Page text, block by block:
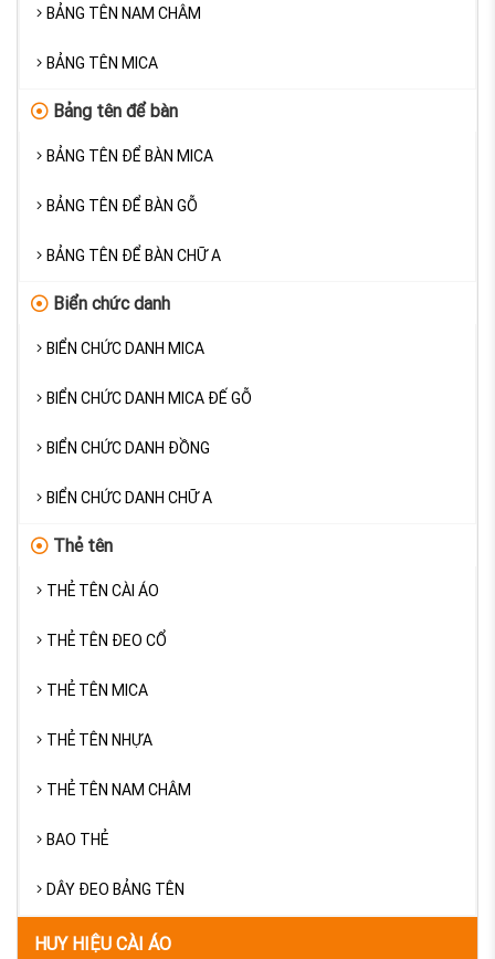
BẢNG TÊN NAM CHÂM
BẢNG TÊN MICA
Bảng tên để bàn
BẢNG TÊN ĐỂ BÀN MICA
BẢNG TÊN ĐỂ BÀN GỖ
BẢNG TÊN ĐỂ BÀN CHỮ A
Biển chức danh
BIỂN CHỨC DANH MICA
BIỂN CHỨC DANH MICA ĐẾ GỖ
BIỂN CHỨC DANH ĐỒNG
BIỂN CHỨC DANH CHỮ A
Thẻ tên
THẺ TÊN CÀI ÁO
THẺ TÊN ĐEO CỔ
THẺ TÊN MICA
THẺ TÊN NHỰA
THẺ TÊN NAM CHÂM
BAO THẺ
DÂY ĐEO BẢNG TÊN
HUY HIỆU CÀI ÁO